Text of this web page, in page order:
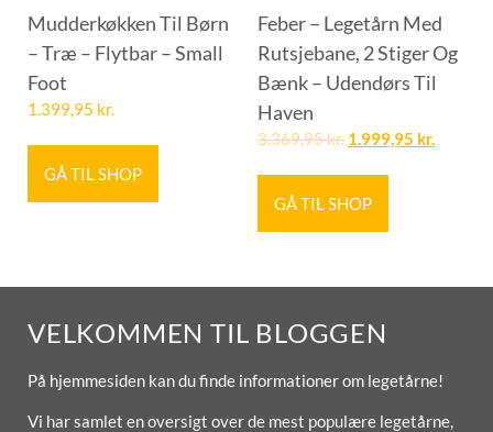
Mudderkøkken Til Børn
– Træ – Flytbar – Small
Foot
1.399,95 kr.
GÅ TIL SHOP
Feber – Legetårn Med
Rutsjebane, 2 Stiger Og
Bænk – Udendørs Til
Haven
3.369,95kr. 1.999,95 kr.
GÅ TIL SHOP
VELKOMMEN TIL BLOGGEN
På hjemmesiden kan du finde informationer om legetårne!
Vi har samlet en oversigt over de mest populære legetårne,